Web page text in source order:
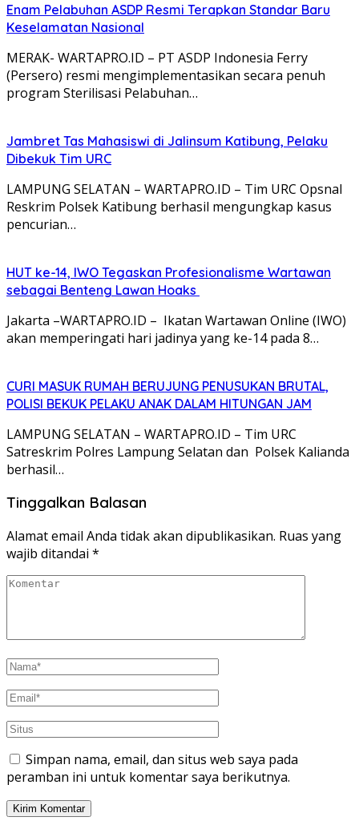
Enam Pelabuhan ASDP Resmi Terapkan Standar Baru
Keselamatan Nasional
MERAK- WARTAPRO.ID – PT ASDP Indonesia Ferry
(Persero) resmi mengimplementasikan secara penuh
program Sterilisasi Pelabuhan…
Jambret Tas Mahasiswi di Jalinsum Katibung, Pelaku
Dibekuk Tim URC
LAMPUNG SELATAN – WARTAPRO.ID – Tim URC Opsnal
Reskrim Polsek Katibung berhasil mengungkap kasus
pencurian…
HUT ke-14, IWO Tegaskan Profesionalisme Wartawan
sebagai Benteng Lawan Hoaks ‎
Jakarta –WARTAPRO.ID – Ikatan Wartawan Online (IWO)
akan memperingati hari jadinya yang ke-14 pada 8…
CURI MASUK RUMAH BERUJUNG PENUSUKAN BRUTAL,
POLISI BEKUK PELAKU ANAK DALAM HITUNGAN JAM
LAMPUNG SELATAN – WARTAPRO.ID – Tim URC
Satreskrim Polres Lampung Selatan dan Polsek Kalianda
berhasil…
Tinggalkan Balasan
Alamat email Anda tidak akan dipublikasikan. Ruas yang
wajib ditandai *
Simpan nama, email, dan situs web saya pada
peramban ini untuk komentar saya berikutnya.